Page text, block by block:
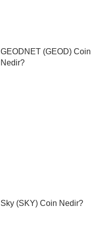
GEODNET (GEOD) Coin
Nedir?
Sky (SKY) Coin Nedir?